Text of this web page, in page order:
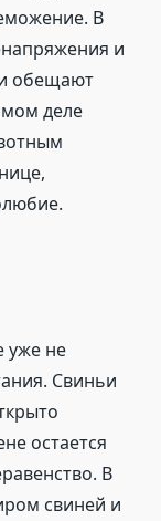
В
и
обещают
деле
уже не
Свиньи
остается
В
свиней и